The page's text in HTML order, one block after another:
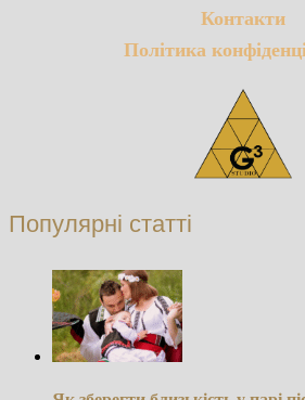
Контакти
Політика
Популярні статті